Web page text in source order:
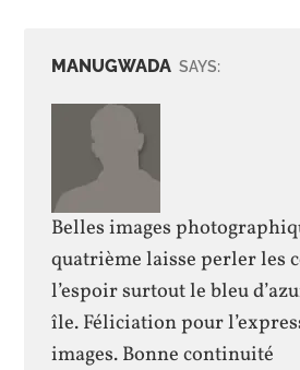
MANUGWADA SAYS:
Belles images
quatrième laisse perler les
l’espoir surtout le bleu
île. Féliciation pour
images. Bonne continuité